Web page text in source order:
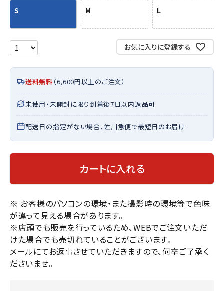
S M L
お気に入りに登録する
送料無料 （6,600円以上のご注文）
未使用・未開封に限り到着後7日以内返品可
配送日の指定がない場合、佐川急便で最短日のお届け
カートに入れる
※ お客様のパソコンの環境・また撮影時の環境等で色味
が違って見える場合があります。
※店頭でも販売を行っているため、WEBでご注文いただ
けた場合でも売切れていることがございます。
メールにてお返事させていただきますので、何卒ご了承く
ださいませ。